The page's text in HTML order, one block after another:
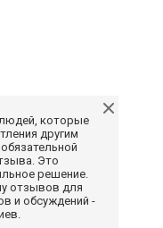
которые
другим
Это
решение.
отзывов для
и обсуждений -